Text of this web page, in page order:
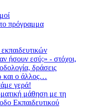
πρόγραμμα
ήσουν εσύ;» - στόχοι,
δράσεις
και ο άλλος…
γερά!
μάθηση με τη
Εκπαιδευτικού